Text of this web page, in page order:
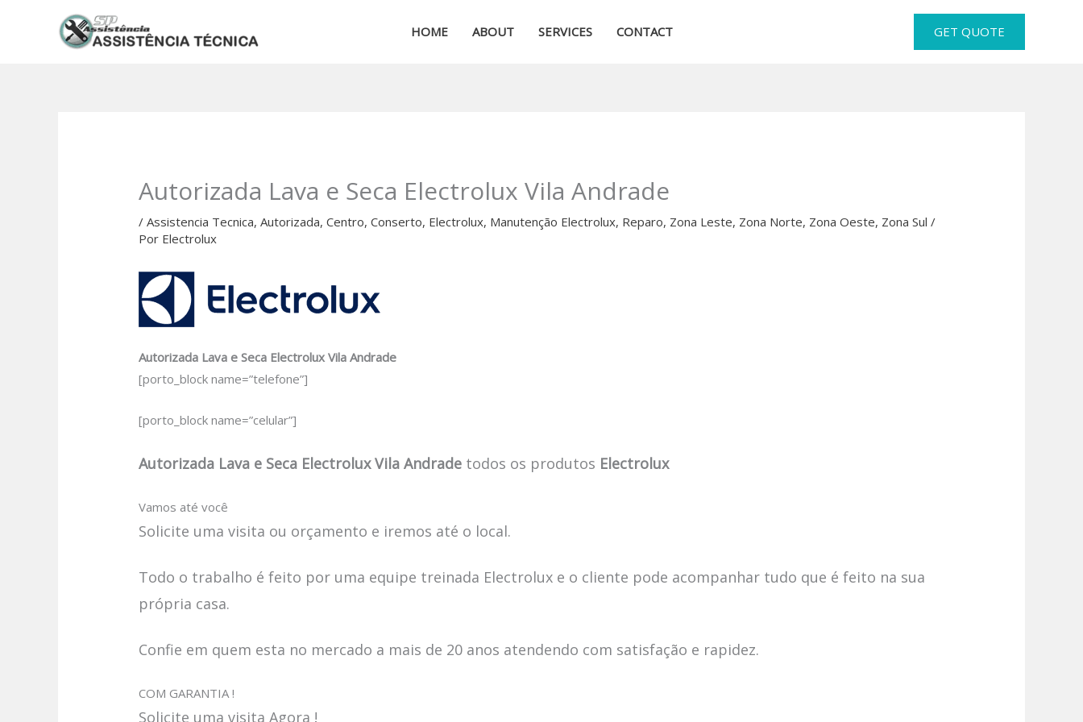
HOME ABOUT SERVICES CONTACT GET QUOTE
Autorizada Lava e Seca Electrolux Vila Andrade
/Assistencia Tecnica,Autorizada,Centro,Conserto, Electrolux, Manutenção Electrolux, Reparo, Zona Leste, Zona Norte, Zona Oeste, Zona Sul /
Por Electrolux
Autorizada Lava e Seca Electrolux Vila Andrade
[porto_block name=”telefone”]
[porto_block name=”celular”]
Autorizada Lava e Seca Electrolux Vila Andrade todos os produtos Electrolux
Vamos até você
Solicite uma visita ou orçamento e iremos até o local.
Todo o trabalho é feito por uma equipe treinada Electrolux e o cliente pode acompanhar tudo que é feito na sua
própria casa.
Confie em quem esta no mercado a mais de 20 anos atendendo com satisfação e rapidez.
COM GARANTIA !
Solicite uma visita Agora !